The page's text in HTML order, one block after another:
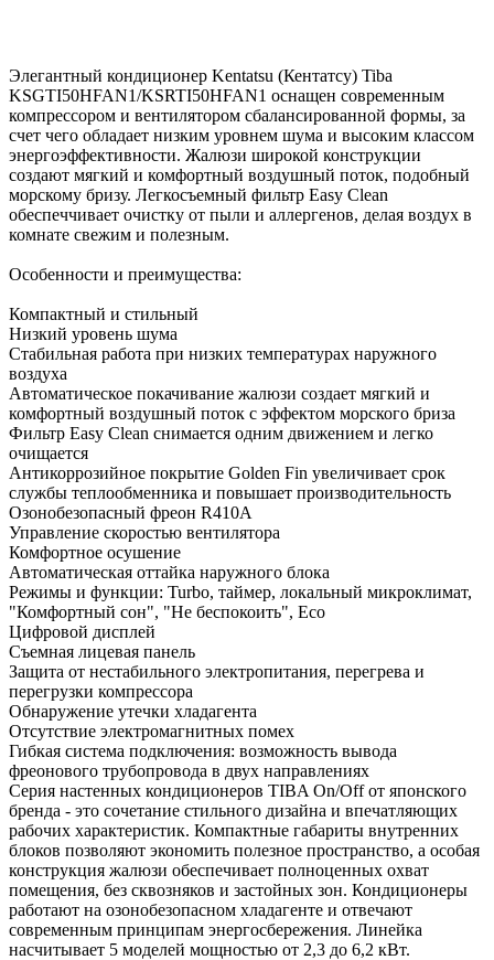
Элегантный кондиционер Kentatsu (Кентатсу) Tiba
KSGTI50HFAN1/KSRTI50HFAN1 оснащен современным
компрессором и вентилятором сбалансированной формы, за
счет чего обладает низким уровнем шума и высоким классом
энергоэффективности. Жалюзи широкой конструкции
создают мягкий и комфортный воздушный поток, подобный
морскому бризу. Легкосъемный фильтр Easy Clean
обеспеччивает очистку от пыли и аллергенов, делая воздух в
комнате свежим и полезным.
Особенности и преимущества:
Компактный и стильный
Низкий уровень шума
Стабильная работа при низких температурах наружного
воздуха
Автоматическое покачивание жалюзи создает мягкий и
комфортный воздушный поток с эффектом морского бриза
Фильтр Easy Clean снимается одним движением и легко
очищается
Антикоррозийное покрытие Golden Fin увеличивает срок
службы теплообменника и повышает производительность
Озонобезопасный фреон R410A
Управление скоростью вентилятора
Комфортное осушение
Автоматическая оттайка наружного блока
Режимы и функции: Turbo, таймер, локальный микроклимат,
"Комфортный сон", "Не беспокоить", Eco
Цифровой дисплей
Съемная лицевая панель
Защита от нестабильного электропитания, перегрева и
перегрузки компрессора
Обнаружение утечки хладагента
Отсутствие электромагнитных помех
Гибкая система подключения: возможность вывода
фреонового трубопровода в двух направлениях
Серия настенных кондиционеров TIBA On/Off от японского
бренда - это сочетание стильного дизайна и впечатляющих
рабочих характеристик. Компактные габариты внутренних
блоков позволяют экономить полезное пространство, а особая
конструкция жалюзи обеспечивает полноценных охват
помещения, без сквозняков и застойных зон. Кондиционеры
работают на озонобезопасном хладагенте и отвечают
современным принципам энергосбережения. Линейка
насчитывает 5 моделей мощностью от 2,3 до 6,2 кВт.